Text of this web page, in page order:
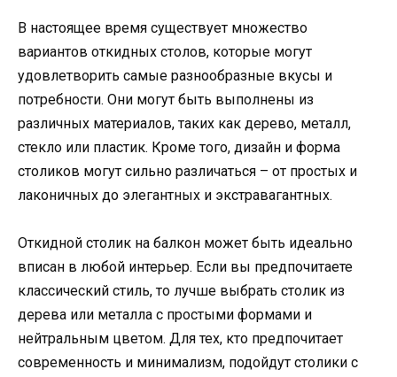
В настоящее время существует множество
вариантов откидных столов, которые могут
удовлетворить самые разнообразные вкусы и
потребности. Они могут быть выполнены из
различных материалов, таких как дерево, металл,
стекло или пластик. Кроме того, дизайн и форма
столиков могут сильно различаться – от простых и
лаконичных до элегантных и экстравагантных.
Откидной столик на балкон может быть идеально
вписан в любой интерьер. Если вы предпочитаете
классический стиль, то лучше выбрать столик из
дерева или металла с простыми формами и
нейтральным цветом. Для тех, кто предпочитает
современность и минимализм, подойдут столики с